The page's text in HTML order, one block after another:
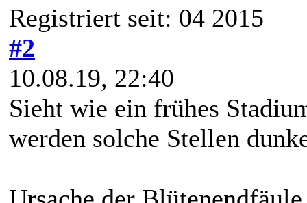
Registriert seit: 04 2015
#2
10.08.19, 22:40
Sieht wie ein frühes
werden solche Stellen